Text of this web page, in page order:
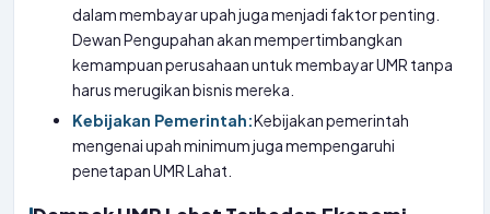
dalam membayar upah juga menjadi faktor penting.
Dewan Pengupahan akan mempertimbangkan
kemampuan perusahaan untuk membayar UMR tanpa
harus merugikan bisnis mereka.
Kebijakan Pemerintah:Kebijakan pemerintah
mengenai upah minimum juga mempengaruhi
penetapan UMR Lahat.